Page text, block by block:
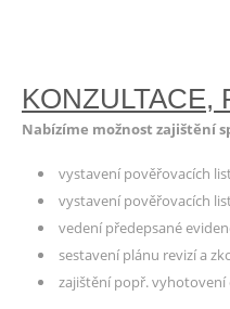
KONZULTACE,
Nabízíme možnost zajištění
vystavení pověřovacích
vystavení pověřovacích
vedení předepsané
sestavení plánu revizí a
zajištění popř.